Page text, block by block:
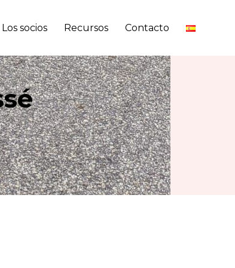
Los socios Recursos Contacto